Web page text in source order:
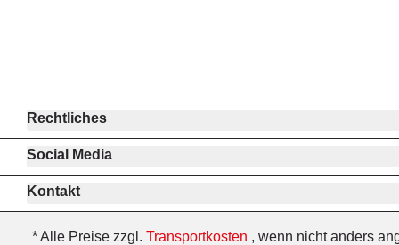
Rechtliches
Social Media
Kontakt
* Alle Preise zzgl. Transportkosten , wenn nicht anders